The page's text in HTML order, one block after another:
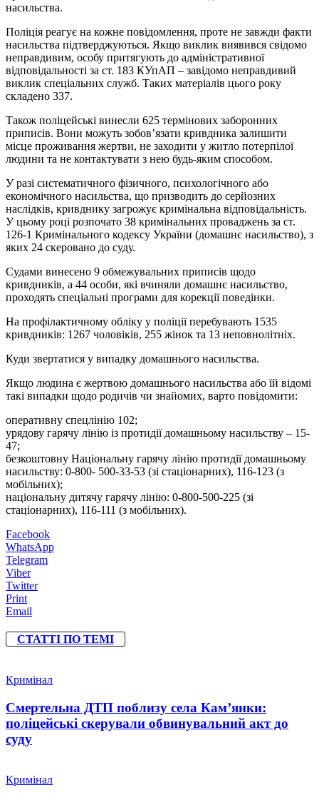
насильства.
Поліція реагує на кожне повідомлення, проте не завжди факти
насильства підтверджуються. Якщо виклик виявився свідомо
неправдивим, особу притягують до адміністративної
відповідальності за ст. 183 КУпАП – завідомо неправдивий
виклик спеціальних служб. Таких матеріалів цього року
складено 337.
Також поліцейські винесли 625 термінових заборонних
приписів. Вони можуть зобов’язати кривдника залишити
місце проживання жертви, не заходити у житло потерпілої
людини та не контактувати з нею будь-яким способом.
У разі систематичного фізичного, психологічного або
економічного насильства, що призводить до серйозних
наслідків, кривднику загрожує кримінальна відповідальність.
У цьому році розпочато 38 кримінальних проваджень за ст.
126‑1 Кримінального кодексу України (домашнє насильство), з
яких 24 скеровано до суду.
Судами винесено 9 обмежувальних приписів щодо
кривдників, а 44 особи, які вчиняли домашнє насильство,
проходять спеціальні програми для корекції поведінки.
На профілактичному обліку у поліції перебувають 1535
кривдників: 1267 чоловіків, 255 жінок та 13 неповнолітніх.
Куди звертатися у випадку домашнього насильства.
Якщо людина є жертвою домашнього насильства або їй відомі
такі випадки щодо родичів чи знайомих, варто повідомити:
оперативну спецлінію 102;
урядову гарячу лінію із протидії домашньому насильству – 15-
47;
безкоштовну Національну гарячу лінію протидії домашньому
насильству: 0-800- 500-33-53 (зі стаціонарних), 116-123 (з
мобільних);
національну дитячу гарячу лінію: 0-800-500-225 (зі
стаціонарних), 116-111 (з мобільних).
Facebook
WhatsApp
Telegram
Viber
Twitter
Print
Email
СТАТТІ ПО ТЕМІ
Кримінал
Смертельна ДТП поблизу села Кам’янки:
поліцейські скерували обвинувальний акт до
суду
Кримінал